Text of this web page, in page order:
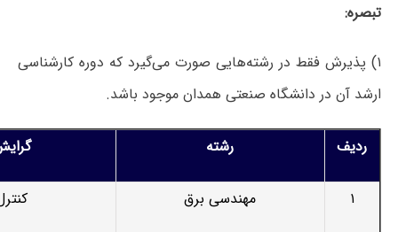
تبصره:
۱) پذیرش فقط در رشته‌هایی صورت می‌گیرد که دوره کارشناسی
ارشد آن در دانشگاه صنعتی همدان موجود باشد.
ردیف رشته
۱ مهندسی برق